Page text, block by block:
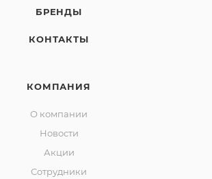
БРЕНДЫ
КОНТАКТЫ
КОМПАНИЯ
О компании
Новости
Акции
Сотрудники